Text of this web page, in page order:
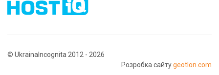
© UkrainaIncognita 2012 - 2026
Розробка сайтуgeotlon.com